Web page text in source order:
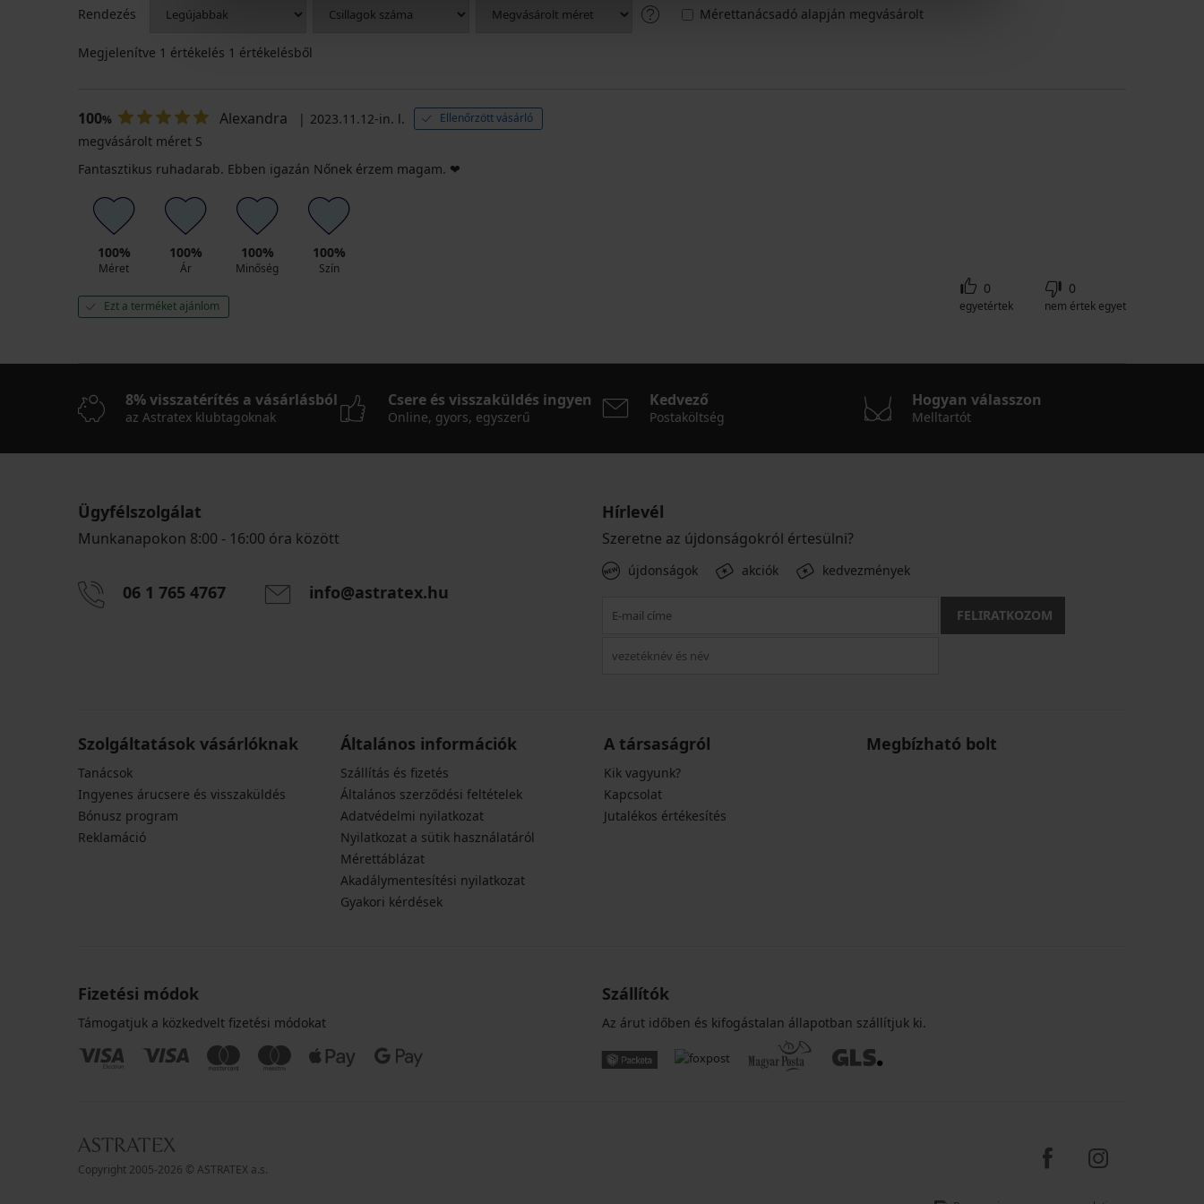
klasszikus
női
alsó
Kedvezmény
9 190
Eredeti ár
11 490
Ft
Elegant
Charm
női
10 890
Ft
3+1
Rendezés Mérettanácsadó alapján megvásárolt
Megjelenítve 1 értékelés 1 értékelésből
100% Alexandra 2023.11.12-in. l. Ellenőrzött vásárló
megvásárolt méret S
Fantasztikus ruhadarab. Ebben igazán Nőnek érzem magam. ❤️
100%
Méret
100%
Ár
100%
Minőség
100%
Szín
Ezt a terméket ajánlom
0
egyetértek
0
nem értek egyet
8% visszatérítés a vásárlásból
az Astratex klubtagoknak
Csere és visszaküldés ingyen
Online, gyors, egyszerű
Kedvező
Postaköltség
Hogyan válasszon
Melltartót
Ügyfélszolgálat
Munkanapokon 8:00 - 16:00 óra között
06 1 765 4767 info@astratex.hu
Hírlevél
Szeretne az újdonságokról értesülni?
újdonságok akciók kedvezmények
FELIRATKOZOM
Szolgáltatások vásárlóknak
Tanácsok
Ingyenes árucsere és visszaküldés
Bónusz program
Reklamáció
Általános információk
Szállítás és fizetés
Általános szerződési feltételek
Adatvédelmi nyilatkozat
Nyilatkozat a sütik használatáról
Mérettáblázat
Akadálymentesítési nyilatkozat
Gyakori kérdések
A társaságról
Kik vagyunk?
Kapcsolat
Jutalékos értékesítés
Megbízható bolt
Fizetési módok
Támogatjuk a közkedvelt fizetési módokat
Szállítók
Az árut időben és kifogástalan állapotban szállítjuk ki.
Copyright 2005-2026 © ASTRATEX a.s.